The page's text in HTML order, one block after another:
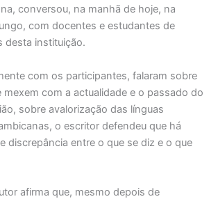
conversou, na manhã de hoje, na
com docentes e estudantes de
desta instituição.
com os participantes, falaram sobre
mexem com a actualidade e o passado do
sobre avalorização das línguas
o escritor defendeu que há
discrepância entre o que se diz e o que
afirma que, mesmo depois de